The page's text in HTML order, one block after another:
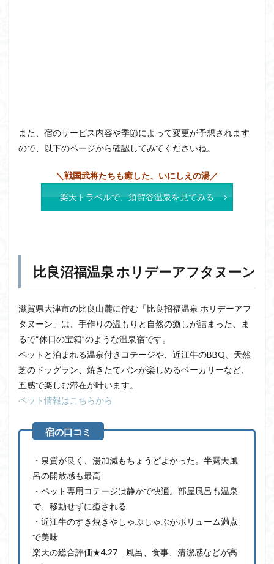
また、宿のサービス内容や季節によって変更が予想されます
ので、以下のページから確認してみてくださいね。
＼戦国武将たちも癒した、いにしえの湯／
楽天トラベルで、須賀谷温泉を見てみる
比良沼福温泉 ホリデーアフタヌーン
滋賀県大津市の比良山麓に佇む「比良招福温泉 ホリデーアフ
タヌーン」は、手作りの温もりと自然の癒しが詰まった、ま
るで“休日の宝箱”のような温泉宿です。
ペットと泊まれる温泉付きコテージや、近江牛のBBQ、天然
芝のドッグラン、焼きたてパンが楽しめるベーカリーなど、
五感で楽しむ滞在が叶います。
ペット情報はこちらから
・泉質が良く、湯加減もちょうどよかった。半露天風
呂の開放感も最高
・ペット専用コテージは静かで快適。部屋風呂も温泉
で、移動せずに癒される
・近江牛のすき焼きやしゃぶしゃぶがボリューム満点
で美味
楽天の総合評価★4.27 風呂、食事、清潔感などが高